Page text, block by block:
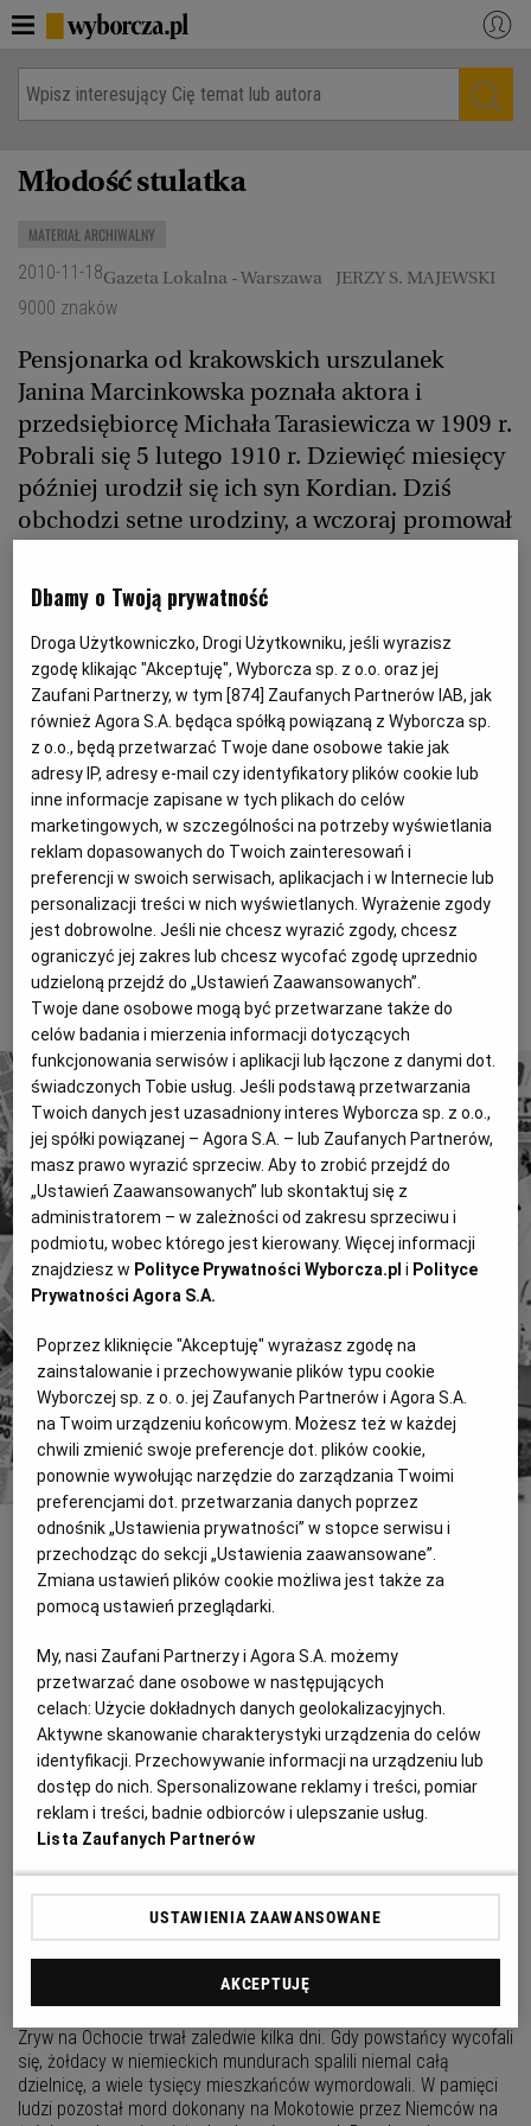
WYBORCZA.PL
Świat
Kultura
Opinie Jutronauci
Osiem dziewięć
BiQdata Akcje społeczne
Więcej
NASZE SERWISY
Serwisy lokalne
Wyborcza.biz
BIQdata Jutronauci
Archiwum Inne serwisy
Młodość stulatka
MATERIAŁ ARCHIWALNY
Gazeta Lokalna - Warszawa JERZY S. MAJEWSKI
2010-11-18
9000 znaków
Pensjonarka od krakowskich urszulanek
Janina Marcinkowska poznała aktora i
przedsiębiorcę Michała Tarasiewicza w 1909 r.
Pobrali się 5 lutego 1910 r. Dziewięć miesięcy
później urodził się ich syn Kordian. Dziś
obchodzi setne urodziny, a wczoraj promował
Ślub jego rodziców miał miejsce w kościele
kanoniczek św. Andrzeja przy pl. Teatralnym. W
kronice towarzyskiej doniósł o nim "Kurier
Warszawski". Panna młoda była córką ziemian z
powiatu iłżeckiego niedaleko Radomia. Pan młody
synem Tadeusza Tarasiewicza, założyciela jednej z
najsłynniejszych warszawskich palarni kawy
działającej pod firmą Pluton. Związek błogosławił ks.
Franciszek Rolecki, proboszcz z Pawłowic koło Iłży.
Modlitwę odśpiewał basista opery Adam Ostrowski.
Potem owdowiała matka panny młodej podejmowała
weselników w apartamentach Hotelu Europejskiego.
To tylko fragment artykułu. Aby czytać dalej, kup dostęp
poniżej.
4 miliony tekstów od 1989 roku.
Zyskaj dostęp do archiwalnych treści "Gazety
Wyborczej".
Znajdź historie, których szukasz.
Kup dostęp
lub Zaloguj się
INNE
Uratować mogiły przed zniszczeniem
Miejsc Pamięci oraz Mogił Powstańczych 1944 r. odnowionych
zostanie 860 krzyży na Powązkach Wojskowych. Uratowane też
będą mogiły powstańców rozsiane po warszawskich
cmentarzach.
MIAŁEM TYLKO WYOBRAŹNIĘ,
OŁÓWEK I PAPIER
Rozszyfrował tysiące powstańczych fotografii, rozpoznał na nich
setki osób, ale największym odkryciem Zygmunta Walkowskiego
było ustalenie daty wysadzenia przez Niemców murów Zamku
TU MONTER PODPISAŁ ROZKAZ
POWSTANIA
Zryw na Ochocie trwał zaledwie kilka dni. Gdy powstańcy wycofali
się, żołdacy w niemieckich mundurach spalili niemal całą
dzielnicę, a wiele tysięcy mieszkańców wymordowali. W pamięci
ludzi pozostał mord dokonany na Mokotowie przez Niemców na
Dbamy o Twoją prywatność
Droga Użytkowniczko, Drogi Użytkowniku, jeśli wyrazisz
zgodę klikając "Akceptuję", Wyborcza sp. z o.o. oraz jej
Zaufani Partnerzy, w tym [874] Zaufanych Partnerów IAB, jak
również Agora S.A. będąca spółką powiązaną z Wyborcza sp.
z o.o., będą przetwarzać Twoje dane osobowe takie jak
adresy IP, adresy e-mail czy identyfikatory plików cookie lub
inne informacje zapisane w tych plikach do celów
marketingowych, w szczególności na potrzeby wyświetlania
reklam dopasowanych do Twoich zainteresowań i
preferencji w swoich serwisach, aplikacjach i w Internecie lub
personalizacji treści w nich wyświetlanych. Wyrażenie zgody
jest dobrowolne. Jeśli nie chcesz wyrazić zgody, chcesz
ograniczyć jej zakres lub chcesz wycofać zgodę uprzednio
udzieloną przejdź do „Ustawień Zaawansowanych”.
Twoje dane osobowe mogą być przetwarzane także do
celów badania i mierzenia informacji dotyczących
funkcjonowania serwisów i aplikacji lub łączone z danymi dot.
świadczonych Tobie usług. Jeśli podstawą przetwarzania
Twoich danych jest uzasadniony interes Wyborcza sp. z o.o.,
jej spółki powiązanej – Agora S.A. – lub Zaufanych Partnerów,
masz prawo wyrazić sprzeciw. Aby to zrobić przejdź do
„Ustawień Zaawansowanych” lub skontaktuj się z
administratorem – w zależności od zakresu sprzeciwu i
podmiotu, wobec którego jest kierowany. Więcej informacji
znajdziesz w Polityce Prywatności Wyborcza.pl i Polityce
Prywatności Agora S.A.
Poprzez kliknięcie "Akceptuję" wyrażasz zgodę na
zainstalowanie i przechowywanie plików typu cookie
Wyborczej sp. z o. o. jej Zaufanych Partnerów i Agora S.A.
na Twoim urządzeniu końcowym. Możesz też w każdej
chwili zmienić swoje preferencje dot. plików cookie,
ponownie wywołując narzędzie do zarządzania Twoimi
preferencjami dot. przetwarzania danych poprzez
odnośnik „Ustawienia prywatności” w stopce serwisu i
przechodząc do sekcji „Ustawienia zaawansowane”.
Zmiana ustawień plików cookie możliwa jest także za
pomocą ustawień przeglądarki.
My, nasi Zaufani Partnerzy i Agora S.A. możemy
przetwarzać dane osobowe w następujących
celach:Użycie dokładnych danych geolokalizacyjnych.
Aktywne skanowanie charakterystyki urządzenia do celów
identyfikacji. Przechowywanie informacji na urządzeniu lub
dostęp do nich. Spersonalizowane reklamy i treści, pomiar
reklam i treści, badnie odbiorców i ulepszanie usług.
Lista Zaufanych Partnerów
USTAWIENIA ZAAWANSOWANE
AKCEPTUJĘ